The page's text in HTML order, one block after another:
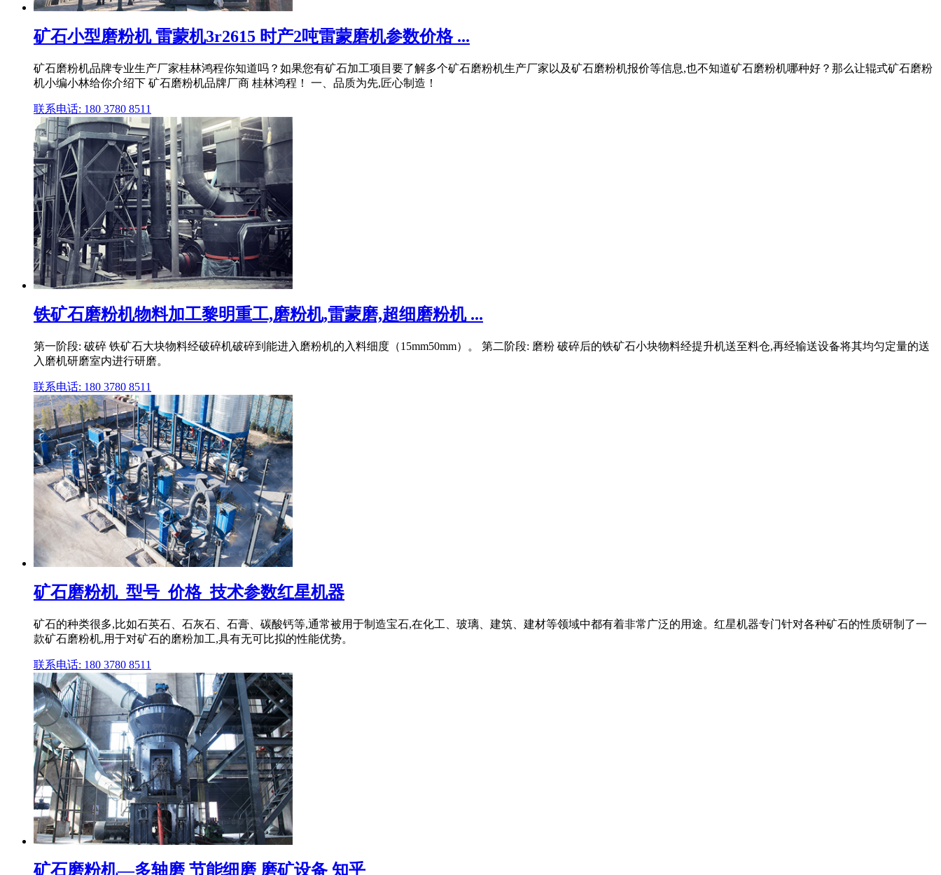
矿石小型磨粉机 雷蒙机3r2615 时产2吨雷蒙磨机参数价格 ...
矿石磨粉机品牌专业生产厂家桂林鸿程你知道吗？如果您有矿石加工项目要了解多个矿石磨粉机生产厂家以及矿石磨粉机报价等信息,也不知道矿石磨粉机哪种好？那么让辊式矿石磨粉
机小编小林给你介绍下 矿石磨粉机品牌厂商 桂林鸿程！ 一、品质为先,匠心制造！
联系电话: 180 3780 8511
铁矿石磨粉机物料加工黎明重工,磨粉机,雷蒙磨,超细磨粉机 ...
第一阶段: 破碎 铁矿石大块物料经破碎机破碎到能进入磨粉机的入料细度（15mm50mm）。 第二阶段: 磨粉 破碎后的铁矿石小块物料经提升机送至料仓,再经输送设备将其均匀定量的送
入磨机研磨室内进行研磨。
联系电话: 180 3780 8511
矿石磨粉机_型号_价格_技术参数红星机器
矿石的种类很多,比如石英石、石灰石、石膏、碳酸钙等,通常被用于制造宝石,在化工、玻璃、建筑、建材等领域中都有着非常广泛的用途。红星机器专门针对各种矿石的性质研制了一
款矿石磨粉机,用于对矿石的磨粉加工,具有无可比拟的性能优势。
联系电话: 180 3780 8511
矿石磨粉机—多轴磨 节能细磨 磨矿设备 知乎